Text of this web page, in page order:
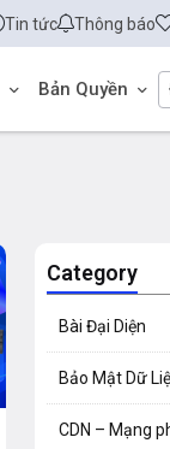
Tin tức Thông báo
Bản Quyền
Category
Bài Đại Diện
Bảo Mật Dữ
CDN – Mạng